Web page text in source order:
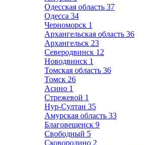
Одесская область 37
Одесса 34
Черноморск 1
Архангельская область 36
Архангельск 23
Северодвинск 12
Новодвинск 1
Томская область 36
Томск 26
Асино 1
Стрежевой 1
Нур-Султан 35
Амурская область 33
Благовещенск 9
Свободный 5
Сковородино 2